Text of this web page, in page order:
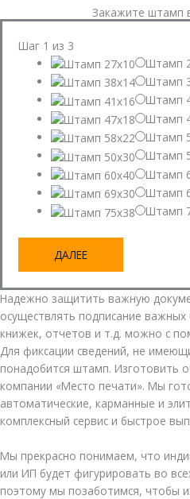
Закажите штамп
Шаг 1 из 3
Штамп
Штамп
Штамп
Штамп
Штамп
Штамп
Штамп
Штамп
Штамп
ДАЛЕЕ
Надежно защитить важную
осуществлять подписание
книжек, отчетов и т.д. можно с
Для фиксации сведений, не
понадобится штамп. Изготовить
компании «Место печати». Мы
автоматические, карманные и
комплексный сервис и быстрое
Мы прекрасно понимаем, что
или ИП будет фигурировать во
поэтому мы позаботимся, чтобы